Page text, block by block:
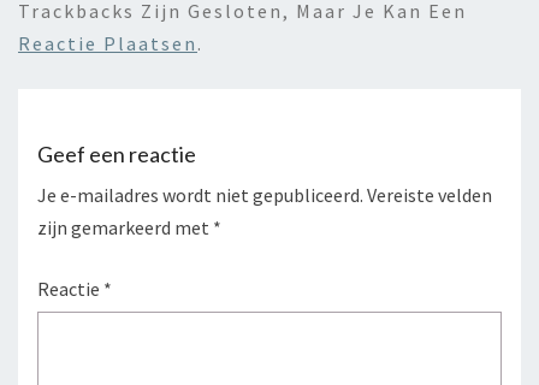
Trackbacks Zijn Gesloten, Maar Je Kan Een
Reactie Plaatsen .
Geef een reactie
Je e-mailadres wordt niet gepubliceerd. Vereiste velden
zijn gemarkeerd met *
Reactie *